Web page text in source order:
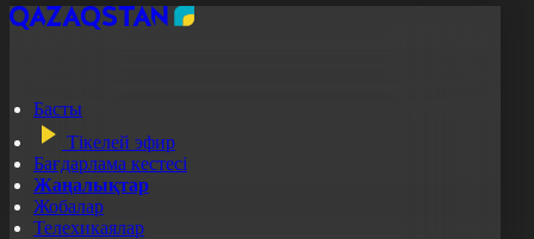
Басты
Тікелей эфир
Бағдарлама кестесі
Жаңалықтар
Жобалар
Телехикаялар